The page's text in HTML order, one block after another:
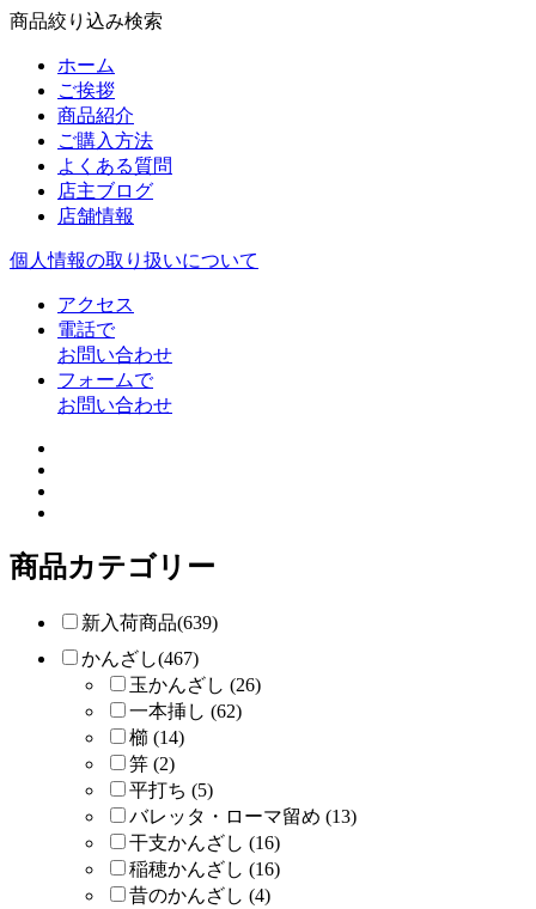
商品絞り込み検索
ホーム
ご挨拶
商品紹介
ご購入方法
よくある質問
店主ブログ
店舗情報
個人情報の取り扱いについて
アクセス
電話で
お問い合わせ
フォームで
お問い合わせ
商品カテゴリー
新入荷商品(639)
かんざし(467)
玉かんざし (26)
一本挿し (62)
櫛 (14)
笄 (2)
平打ち (5)
バレッタ・ローマ留め (13)
干支かんざし (16)
稲穂かんざし (16)
昔のかんざし (4)